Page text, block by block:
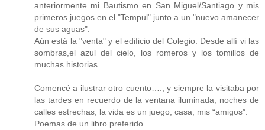
anteriormente mi Bautismo en San Miguel/Santiago y mis
primeros juegos en el "Tempul" junto a un "nuevo amanecer
de sus aguas".
Aún está la "venta" y el edificio del Colegio. Desde allí vi las
sombras,el azul del cielo, los romeros y los tomillos de
muchas historias.....
Comencé a ilustrar otro cuento…., y siempre la visitaba por
las tardes en recuerdo de la ventana iluminada, noches de
calles estrechas; la vida es un juego, casa, mis “amigos”.
Poemas de un libro preferido.